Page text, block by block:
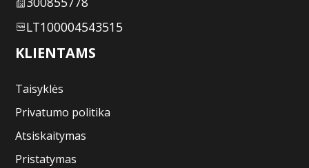
LT100004543515
KLIENTAMS
Taisyklės
Privatumo politika
Atsiskaitymas
Pristatymas